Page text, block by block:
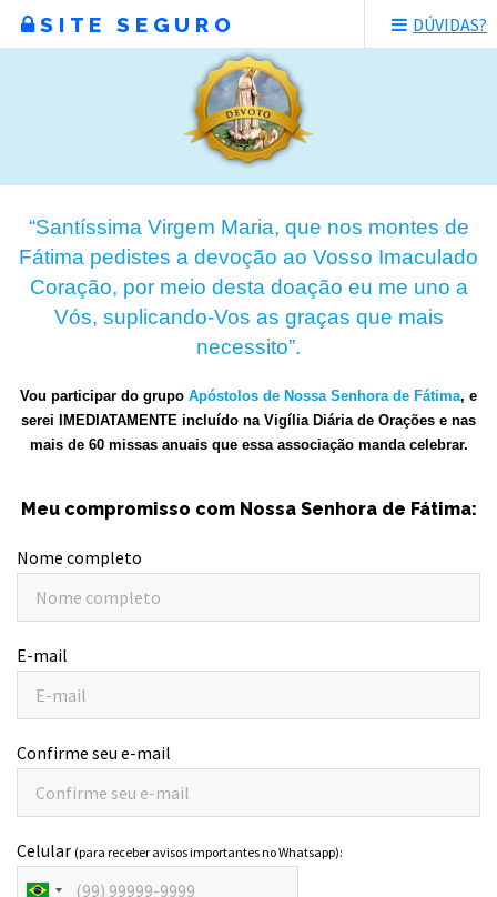
SITE SEGURO DÚVIDAS?
“Santíssima Virgem Maria, que nos montes de
Fátima pedistes a devoção ao Vosso Imaculado
Coração, por meio desta doação eu me uno a
Vós, suplicando-Vos as graças que mais
necessito”.
Vou participar do grupo Apóstolos de Nossa Senhora de Fátima, e
serei IMEDIATAMENTE incluído na Vigília Diária de Orações e nas
mais de 60 missas anuais que essa associação manda celebrar.
Meu compromisso com Nossa Senhora de Fátima:
Nome completo
E-mail
Confirme seu e-mail
Celular (para receber avisos importantes no Whatsapp):